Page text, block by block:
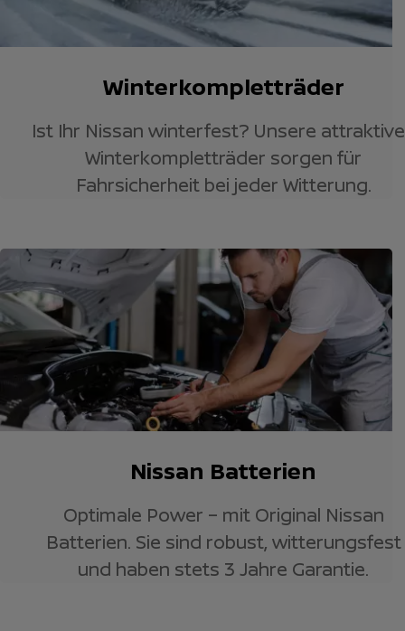
Winterkompletträder
Ist Ihr Nissan winterfest? Unsere
Winterkompletträder sorgen für
Fahrsicherheit bei jeder Witterung.
Nissan Batterien
Optimale Power – mit Original Nissan
Batterien. Sie sind robust, witterungsfest
und haben stets 3 Jahre Garantie.